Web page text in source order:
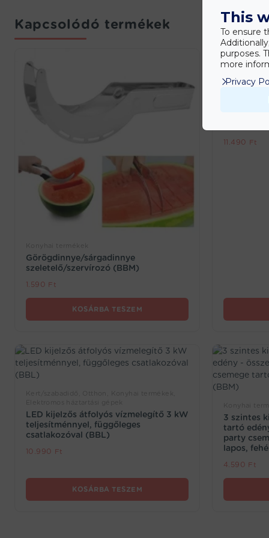
Kapcsolódó termékek
Görögdinnye/sárgadinnye
szeletelő/szervírozó (BBM)
1.590 Ft
KOSÁRBA TESZEM
Kert/
Elektromos
BBQ/
11.490 Ft
LED kijelzős átfolyós vízmelegítő 3 kW
teljesítménnyel, függőleges
csatlakozóval (BBL)
10.990 Ft
KOSÁRBA TESZEM
3 szintes
tartó
party
lapos,
4.590 Ft
This
To ensure
purposes.
more
Privacy